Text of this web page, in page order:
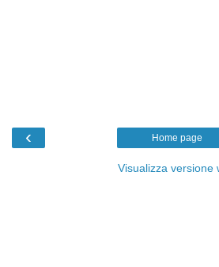
‹ Home page
Visualizza versione